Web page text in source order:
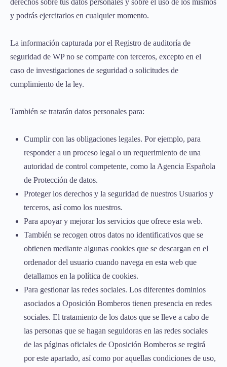
derechos sobre tus datos personales y sobre el uso de los mismos
y podrás ejercitarlos en cualquier momento.
La información capturada por el Registro de auditoría de
seguridad de WP no se comparte con terceros, excepto en el
caso de investigaciones de seguridad o solicitudes de
cumplimiento de la ley.
También se tratarán datos personales para:
Cumplir con las obligaciones legales. Por ejemplo, para
responder a un proceso legal o un requerimiento de una
autoridad de control competente, como la Agencia Española
de Protección de datos.
Proteger los derechos y la seguridad de nuestros Usuarios y
terceros, así como los nuestros.
Para apoyar y mejorar los servicios que ofrece esta web.
También se recogen otros datos no identificativos que se
obtienen mediante algunas cookies que se descargan en el
ordenador del usuario cuando navega en esta web que
detallamos en la política de cookies.
Para gestionar las redes sociales. Los diferentes dominios
asociados a Oposición Bomberos tienen presencia en redes
sociales. El tratamiento de los datos que se lleve a cabo de
las personas que se hagan seguidoras en las redes sociales
de las páginas oficiales de Oposición Bomberos se regirá
por este apartado, así como por aquellas condiciones de uso,